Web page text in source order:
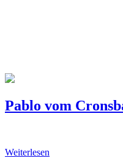
Pablo vom
Weiterlesen